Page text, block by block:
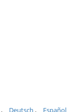
Deutsch
Español